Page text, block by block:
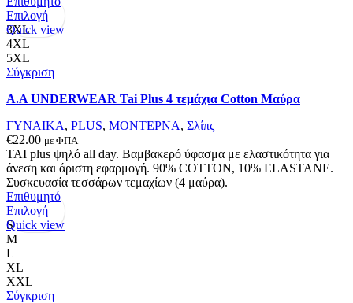
του
προϊόντος
ΕπιλογήΑυτό
το
πολλαπλές
Οι
μπορούν
να
επιλεγούν
στη
σελίδα
του
προϊόντος
Quick view
3XL
4XL
5XL
Σύγκριση
A.A UNDERWEAR Tai Plus 4 τεμάχια Cotton Μαύρα
ΓΥΝΑΙΚΑ, PLUS, ΜΟΝΤΕΡΝΑ, Σλίπς
€22.00 με ΦΠΑ
ΤΑΙ plus ψηλό all day. Βαμβακερό ύφασμα με ελαστικότητα για
άνεση και άριστη εφαρμογή. 90% COTTON, 10% ELASTANΕ.
Συσκευασία τεσσάρων τεμαχίων (4 μαύρα).
Επιθυμητό
ΕπιλογήΑυτό
το
Οι
Quick view
S
M
L
XL
XXL
Σύγκριση